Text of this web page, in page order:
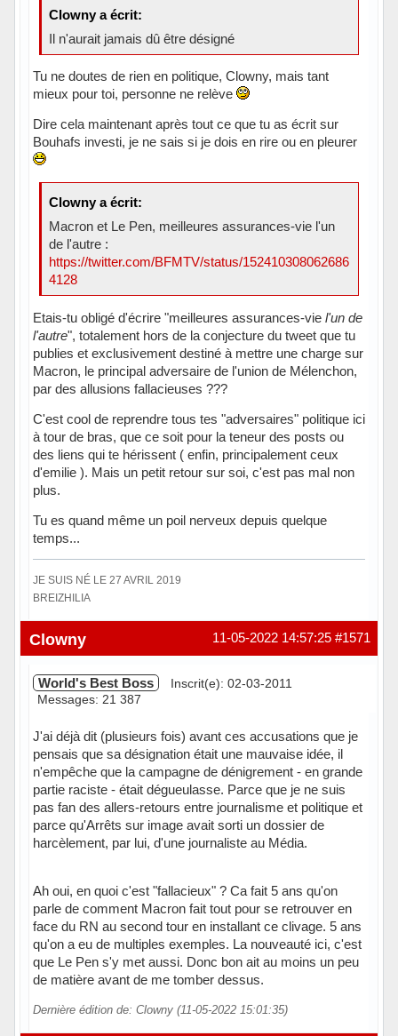
Clowny a écrit:
Il n'aurait jamais dû être désigné
Tu ne doutes de rien en politique, Clowny, mais tant
mieux pour toi, personne ne relève
Dire cela maintenant après tout ce que tu as écrit sur
Bouhafs investi, je ne sais si je dois en rire ou en pleurer
Clowny a écrit:
Macron et Le Pen, meilleures assurances-vie l'un
de l'autre :
https://twitter.com/BFMTV/status/152410308062686
4128
Etais-tu obligé d'écrire "meilleures assurances-vie l'un de
l'autre", totalement hors de la conjecture du tweet que tu
publies et exclusivement destiné à mettre une charge sur
Macron, le principal adversaire de l'union de Mélenchon,
par des allusions fallacieuses ???
C'est cool de reprendre tous tes "adversaires" politique ici
à tour de bras, que ce soit pour la teneur des posts ou
des liens qui te hérissent ( enfin, principalement ceux
d'emilie ). Mais un petit retour sur soi, c'est pas mal non
plus.
Tu es quand même un poil nerveux depuis quelque
temps...
JE SUIS NÉ LE 27 AVRIL 2019
BREIZHILIA
Hors ligne #1571
11-05-2022 14:57:25
Clowny
World's Best Boss
Inscrit(e): 02-03-2011
Messages: 21 387
J'ai déjà dit (plusieurs fois) avant ces accusations que je
pensais que sa désignation était une mauvaise idée, il
n'empêche que la campagne de dénigrement - en grande
partie raciste - était dégueulasse. Parce que je ne suis
pas fan des allers-retours entre journalisme et politique et
parce qu'Arrêts sur image avait sorti un dossier de
harcèlement, par lui, d'une journaliste au Média.
Ah oui, en quoi c'est "fallacieux" ? Ca fait 5 ans qu'on
parle de comment Macron fait tout pour se retrouver en
face du RN au second tour en installant ce clivage. 5 ans
qu'on a eu de multiples exemples. La nouveauté ici, c'est
que Le Pen s'y met aussi. Donc bon ait au moins un peu
de matière avant de me tomber dessus.
Dernière édition de: Clowny (11-05-2022 15:01:35)